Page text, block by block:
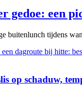
gedoe: een
buitenlunch tijdens
op schaduw,